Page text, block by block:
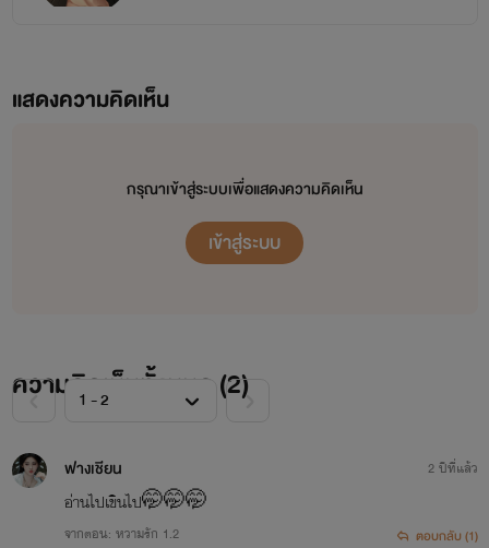
แสดงความคิดเห็น
กรุณาเข้าสู่ระบบเพื่อแสดงความคิดเห็น
เข้าสู่ระบบ
ความคิดเห็นทั้งหมด (2)
ฟางเชียน
อ่านไปเขินไป🤭🤭🤭
จากตอน: หวามรัก 1.2
2 ปีที่แล้ว
ตอบกลับ (1)